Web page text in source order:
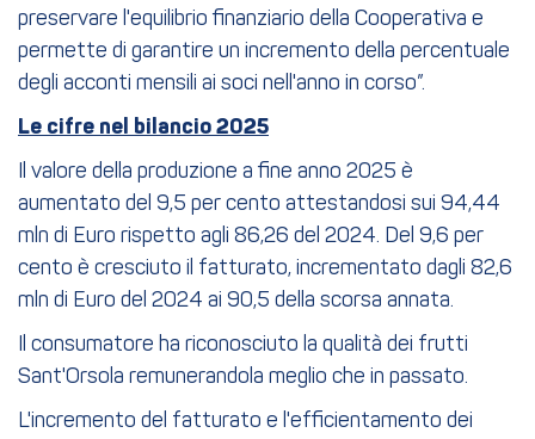
preservare l'equilibrio finanziario della Cooperativa e
permette di garantire un incremento della percentuale
degli acconti mensili ai soci nell'anno in corso”.
Le cifre nel bilancio 2025
Il valore della produzione a fine anno 2025 è
aumentato del 9,5 per cento attestandosi sui 94,44
mln di Euro rispetto agli 86,26 del 2024. Del 9,6 per
cento è cresciuto il fatturato, incrementato dagli 82,6
mln di Euro del 2024 ai 90,5 della scorsa annata.
Il consumatore ha riconosciuto la qualità dei frutti
Sant'Orsola remunerandola meglio che in passato.
L'incremento del fatturato e l'efficientamento dei